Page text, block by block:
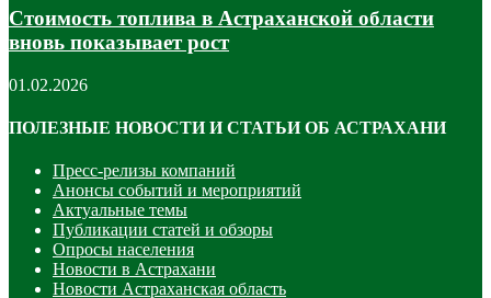
Стоимость топлива в Астраханской области
вновь показывает рост
01.02.2026
ПОЛЕЗНЫЕ НОВОСТИ И СТАТЬИ ОБ АСТРАХАНИ
Пресс-релизы компаний
Анонсы событий и мероприятий
Актуальные темы
Публикации статей и обзоры
Опросы населения
Новости в Астрахани
Новости Астраханская область